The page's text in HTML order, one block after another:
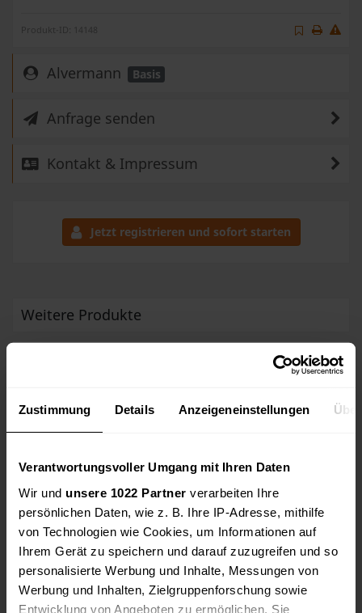
Zustimmung Details Anzeigeneinstellungen
Verantwortungsvoller Umgang mit Ihren Daten
Wir und unsere 1022 Partner verarbeiten Ihre
persönlichen Daten, wie z. B. Ihre IP-Adresse, mithilfe
von Technologien wie Cookies, um Informationen auf
Ihrem Gerät zu speichern und darauf zuzugreifen und so
personalisierte Werbung und Inhalte, Messungen von
Werbung und Inhalten, Zielgruppenforschung sowie
Entwicklung von Angeboten zu ermöglichen. Sie
Produkt-ID: 14148
Alvermann Basis
Anfrage senden
Kontakt & Impressum
Jetzt registrieren und sofort starten
Weitere Produkte
Aufsitzmäher/Trecker/Traktor + Anhänger Gutbrod 1114 AWS RARITÄT
Verkauf an. Zum Trecker: - 4 Rad Lenkung für einen
48703, Stadtlohn
Zum Verkauf steht ein Schwarzmüller LKW-Anhänger
mit offenem Kasten und 18.000 kg zulässigem
Gesamtgewicht. Der Anhänger ist erstmals
zugelassen am 02.06.2009 und gehört zum Typ T202.
Es handelt s ..